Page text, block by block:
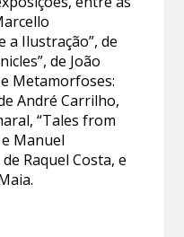
a Ilustração”, de
de João
Metamorfoses:
André Carrilho,
“Tales from
Manuel
Raquel Costa, e